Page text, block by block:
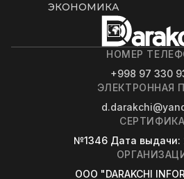
ЭКОНОМИКА
НОМЕР
+998 97 330
ЭЛЕКТРОННАЯ
№1346 Дата выдачи:
OOO "DARAKCHI